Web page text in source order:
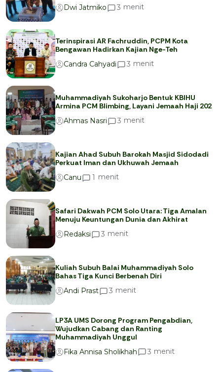
Dwi Jatmiko
3 menit
Terinspirasi AR Fachruddin, PCPM Kota
Bengawan Hadirkan Kajian Nge-Teh
Candra Cahyadi
3 menit
Muhammadiyah Sukoharjo Bentuk KBIHU
Armina PCM Blimbing, Layani Jemaah Haji 202
Ahmas Nasri
3 menit
Kajian Ahad Subuh Barokah Masjid Sidodadi
Perkuat Iman dan Ukhuwah Jemaah
Canu
1 menit
Safari Dakwah PCM Solo Utara: Tiga Amalan
Menuju Keuntungan Dunia dan Akhirat
Redaksi
3 menit
Kuliah Subuh Balai Muhammadiyah Solo
Bahas Tiga Kunci Berbenah Diri
Andi Prast
3 menit
LP3A UMS Dorong Program Pengabdian,
Wujudkan Cabang dan Ranting
Muhammadiyah Unggul
Fika Annisa Sholikhah
3 menit